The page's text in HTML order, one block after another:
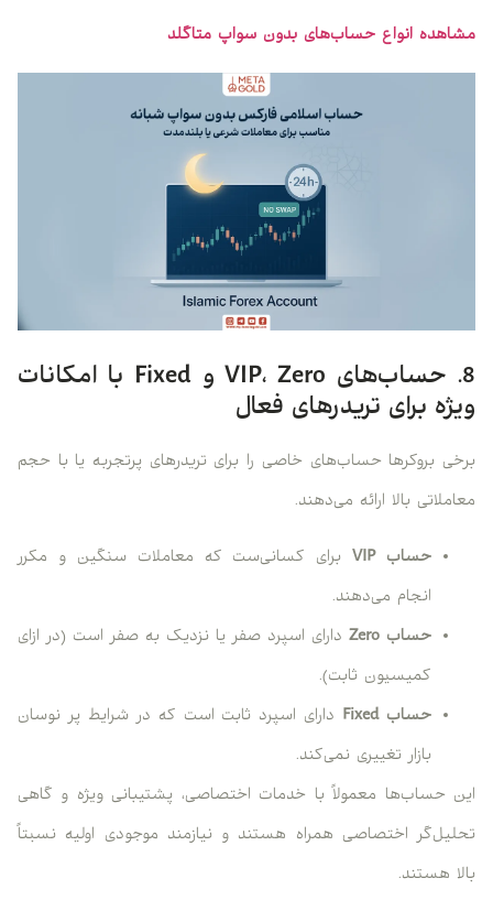
مشاهده انواع حساب‌های بدون سواپ متاگلد
8. حساب‌های VIP، Zero و Fixed با امکانات
ویژه برای تریدرهای فعال
برخی بروکرها حساب‌های خاصی را برای تریدرهای پرتجربه یا با حجم
معاملاتی بالا ارائه می‌دهند.
حساب VIP
برای کسانی‌ست که معاملات سنگین و مکرر
انجام می‌دهند.
حساب Zero
دارای اسپرد صفر یا نزدیک به صفر است (در ازای
کمیسیون ثابت).
حساب Fixed
دارای اسپرد ثابت است که در شرایط پر نوسان
بازار تغییری نمی‌کند.
این حساب‌ها معمولاً با خدمات اختصاصی، پشتیبانی ویژه و گاهی
تحلیل‌گر اختصاصی همراه هستند و نیازمند موجودی اولیه نسبتاً
بالا هستند.